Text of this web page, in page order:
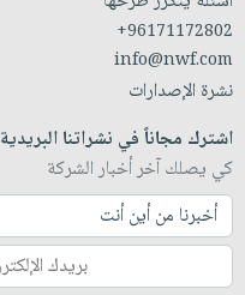
+96171172802
info@nwf.com
نشرة الإصدارات
اشترك مجاناً في نشراتنا البريدية
كي يصلك آخر أخبار الشركة